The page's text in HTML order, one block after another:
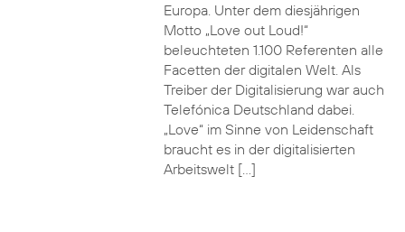
Europa. Unter dem diesjährigen
Motto „Love out Loud!“
beleuchteten 1.100 Referenten alle
Facetten der digitalen Welt. Als
Treiber der Digitalisierung war auch
Telefónica Deutschland dabei.
„Love“ im Sinne von Leidenschaft
braucht es in der digitalisierten
Arbeitswelt […]